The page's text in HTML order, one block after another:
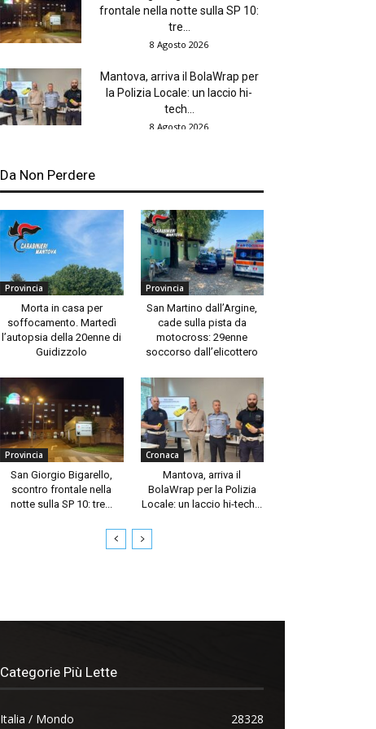
frontale nella notte sulla SP 10:
tre...
8 Agosto 2026
Mantova, arriva il BolaWrap per
la Polizia Locale: un laccio hi-
tech...
8 Agosto 2026
Da Non Perdere
Provincia
Morta in casa per
soffocamento. Martedì
l’autopsia della 20enne di
Guidizzolo
Provincia
San Martino dall’Argine,
cade sulla pista da
motocross: 29enne
soccorso dall’elicottero
Provincia
San Giorgio Bigarello,
scontro frontale nella
notte sulla SP 10: tre...
Cronaca
Mantova, arriva il
BolaWrap per la Polizia
Locale: un laccio hi-tech...
Categorie Più Lette
Italia / Mondo 28328